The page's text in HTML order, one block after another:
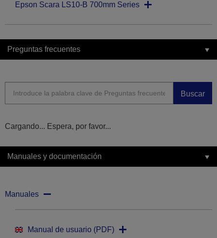
Epson Scara LS10-B 700mm Series
Preguntas frecuentes
Buscar
Cargando... Espera, por favor...
Manuales y documentación
Manuales
Manual de usuario (PDF)